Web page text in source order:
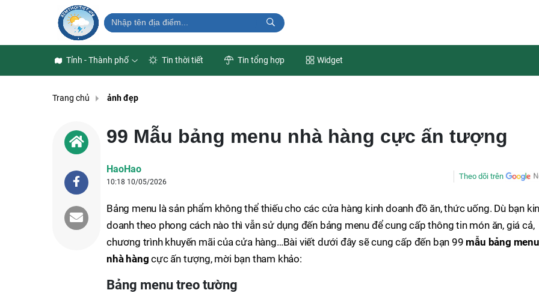
Tỉnh - Thành phố Tin thời tiết Tin tổng hợp Widget
Trang chủ ảnh đẹp
99 Mẫu bảng menu nhà hàng cực ấn tượng
HaoHao
10:18 10/05/2026
Theo dõi trên
Bảng menu là sản phẩm không thể thiếu cho các cửa hàng kinh doanh đồ ăn, thức uống. Dù bạn
doanh theo phong cách nào thì vẫn sử dụng đến bảng menu để cung cấp thông tin món ăn, giá cả,
chương trình khuyến mãi của cửa hàng…Bài viết dưới đây sẽ cung cấp đến bạn 99 mẫu bảng menu
nhà hàng cực ấn tượng, mời bạn tham khảo:
Bảng menu treo tường